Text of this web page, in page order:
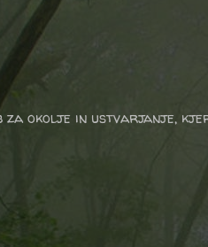
za okolje in